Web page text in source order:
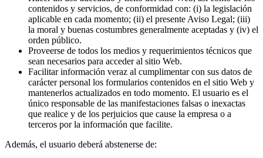
contenidos y servicios, de conformidad con: (i) la legislación
aplicable en cada momento; (ii) el presente Aviso Legal; (iii)
la moral y buenas costumbres generalmente aceptadas y (iv) el
orden público.
Proveerse de todos los medios y requerimientos técnicos que
sean necesarios para acceder al sitio Web.
Facilitar información veraz al cumplimentar con sus datos de
carácter personal los formularios contenidos en el sitio Web y
mantenerlos actualizados en todo momento. El usuario es el
único responsable de las manifestaciones falsas o inexactas
que realice y de los perjuicios que cause la empresa o a
terceros por la información que facilite.
Además, el usuario deberá abstenerse de: